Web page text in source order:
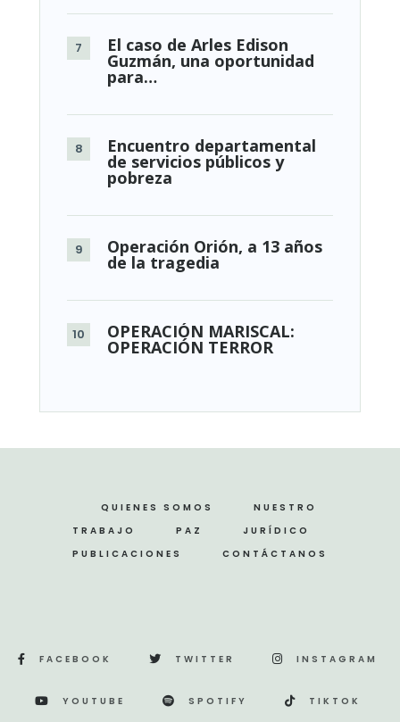
El caso de Arles Edison
Guzmán, una oportunidad
para…
Encuentro departamental
de servicios públicos y
pobreza
Operación Orión, a 13 años
de la tragedia
OPERACIÓN MARISCAL:
OPERACIÓN TERROR
QUIENES SOMOS
NUESTRO
TRABAJO
PAZ
JURÍDICO
PUBLICACIONES
CONTÁCTANOS
FACEBOOK TWITTER INSTAGRAM
YOUTUBE SPOTIFY TIKTOK